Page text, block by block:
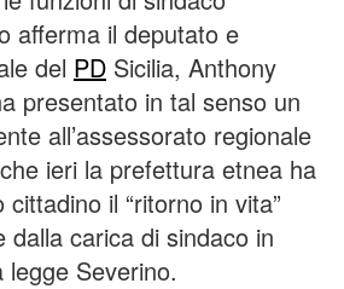
afferma il deputato e
del PD Sicilia, Anthony
presentato in tal senso un
all’assessorato regionale
ieri la prefettura etnea ha
il “ritorno in vita”
dalla carica di sindaco in
legge Severino.